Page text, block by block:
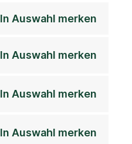
In Auswahl merken
In Auswahl merken
In Auswahl merken
In Auswahl merken